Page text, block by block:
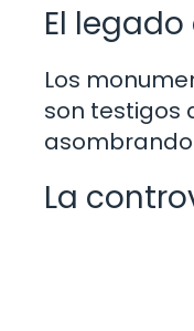
El
Los
son testigos
La